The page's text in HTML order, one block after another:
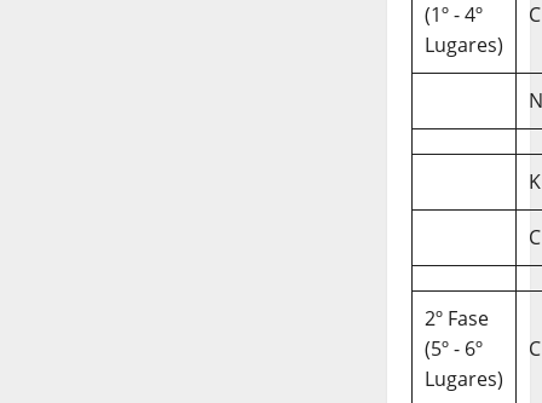
(1º - 4º
Lugares)
2º Fase
(5º - 6º
Lugares)